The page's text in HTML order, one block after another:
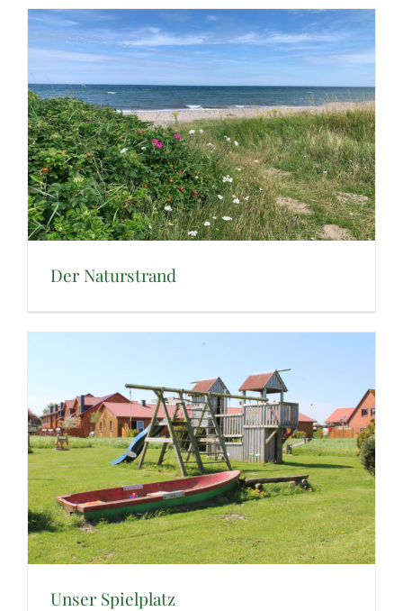
Der Naturstrand
Unser Spielplatz